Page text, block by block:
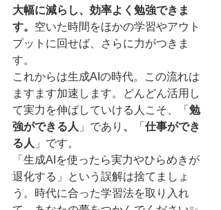
大幅に減らし、効率よく勉強できま
す。 空いた時間をほかの学習やアウト
プットに回せば、さらに力がつきま
す。
これからは生成AIの時代。この流れは
ますます加速します。どんどん活用し
て実力を伸ばしていける人こそ、「 勉
強ができる人 」であり 、 「 仕事ができ
る人 」です。
「生成AIを使ったら実力やひらめきが
退化する」という誤解は捨てましょ
う。時代に合った学習法を取り入れ